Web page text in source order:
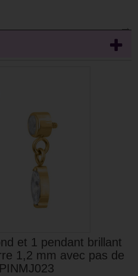
→
et 1 pendant brillant
1,2 mm avec pas de